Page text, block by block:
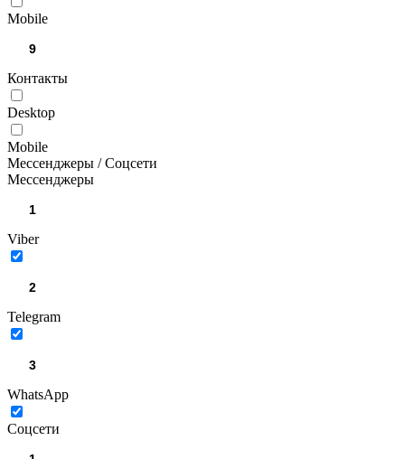
Mobile
Контакты
Desktop
Mobile
Мессенджеры / Соцсети
Мессенджеры
Viber
Telegram
WhatsApp
Соцсети